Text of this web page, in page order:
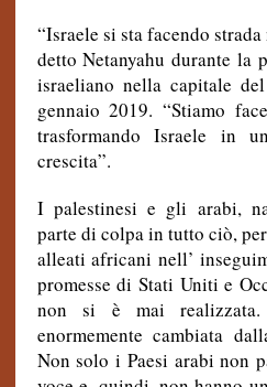
“Israele si sta facendo
detto Netanyahu durante la
israeliano nella capitale
gennaio 2019. “Stiamo
trasformando Israele in
crescita”.
I palestinesi e gli arabi,
parte di colpa in tutto ciò,
alleati africani nell’
promesse di Stati Uniti e
non si è mai
enormemente cambiata
Non solo i Paesi arabi non